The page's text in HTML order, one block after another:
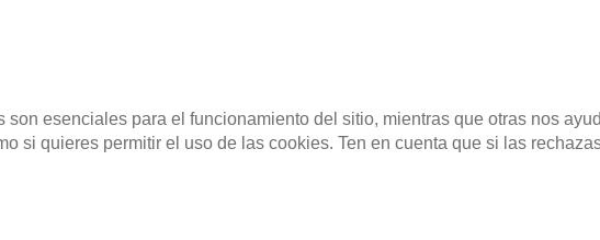
PARA LA INAUGURACIÓN DE LA NUEVAS SEDE DE HEARST
esenciales para el funcionamiento del sitio, mientras que otras nos
si quieres permitir el uso de las cookies. Ten en cuenta que si las